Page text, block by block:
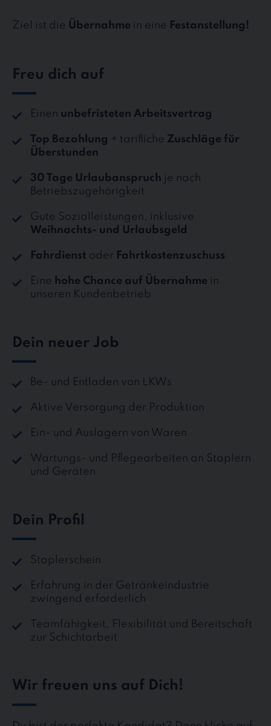
Ziel ist die Übernahme in eine Festanstellung!
Freu dich auf
Einen unbefristeten Arbeitsvertrag
Top Bezahlung + tarifliche Zuschläge für
Überstunden
30 Tage Urlaubanspruch je nach
Betriebszugehörigkeit
Gute Sozialleistungen, inklusive
Weihnachts- und Urlaubsgeld
Fahrdienst oder Fahrtkostenzuschuss
Eine hohe Chance auf Übernahme in
unseren Kundenbetrieb
Dein neuer Job
Be- und Entladen von LKWs
Aktive Versorgung der Produktion
Ein- und Auslagern von Waren
Wartungs- und Pflegearbeiten an Staplern
und Geräten
Dein Profil
Staplerschein
Erfahrung in der Getränkeindustrie
zwingend erforderlich
Teamfähigkeit, Flexibilität und Bereitschaft
zur Schichtarbeit
Wir freuen uns auf Dich!